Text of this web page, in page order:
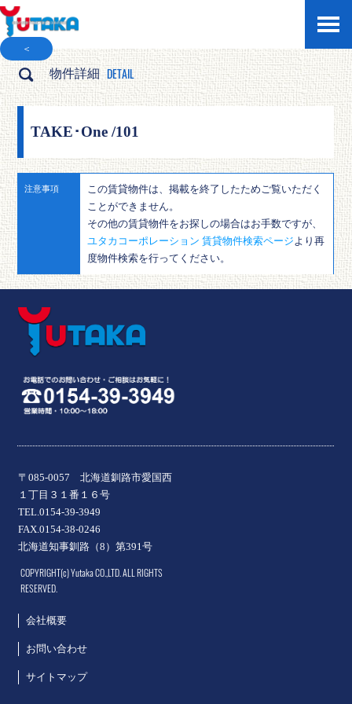
＜
物件詳細 DETAIL
TAKE･One /101
注意事項
この賃貸物件は、掲載を終了したためご覧いただく
ことができません。
その他の賃貸物件をお探しの場合はお手数ですが、
ユタカコーポレーション 賃貸物件検索ページ より再
度物件検索を行ってください。
〒085-0057 北海道釧路市愛国西
１丁目３１番１６号
TEL.0154-39-3949
FAX.0154-38-0246
北海道知事釧路（8）第391号
COPYRIGHT(c) Yutaka CO.,LTD. ALL RIGHTS
RESERVED.
会社概要
お問い合わせ
サイトマップ